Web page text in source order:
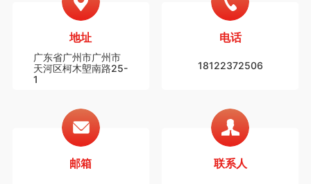
地址
广东省广州市广州市
天河区柯木塱南路25-
1
电话
18122372506
邮箱 联系人